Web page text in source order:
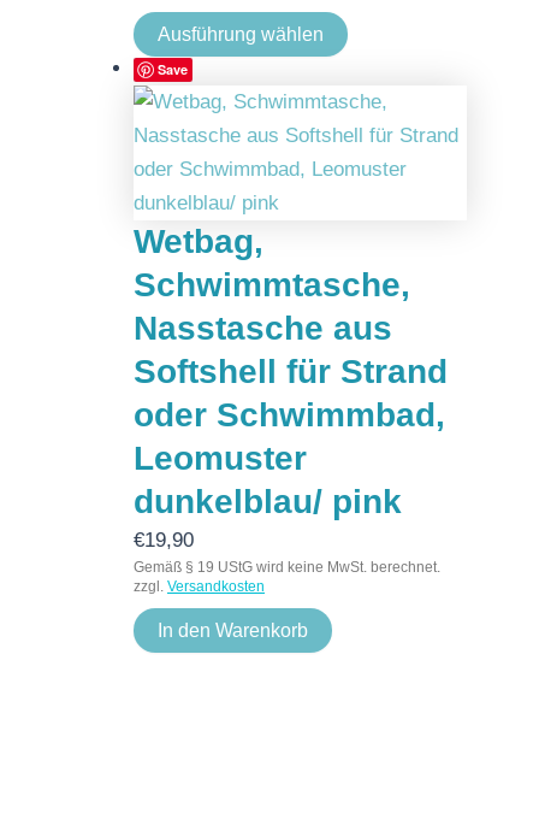
Ausführung wählen
Save
Wetbag,
Schwimmtasche,
Nasstasche aus
Softshell für Strand
oder Schwimmbad,
Leomuster
dunkelblau/ pink
€19,90
Gemäß § 19 UStG wird keine MwSt. berechnet.
zzgl. Versandkosten
In den Warenkorb